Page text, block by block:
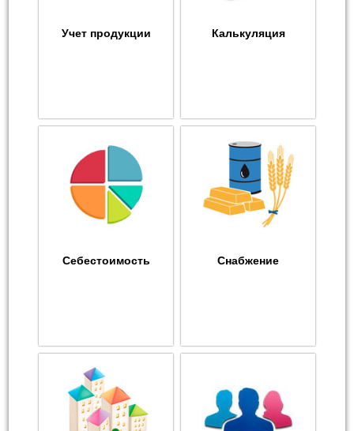
Учет продукции Калькуляция
Себестоимость Снабжение